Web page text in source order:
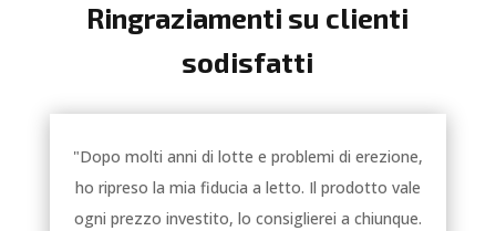
Ringraziamenti su clienti
sodisfatti
"Dopo molti anni di lotte e problemi di erezione,
ho ripreso la mia fiducia a letto. Il prodotto vale
ogni prezzo investito, lo consiglierei a chiunque.